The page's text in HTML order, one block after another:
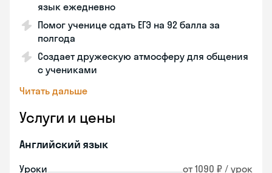
язык ежедневно
Помог ученице сдать ЕГЭ на 92 балла за
полгода
Создает дружескую атмосферу для общения
с учениками
Читать дальше
Услуги и цены
Английский язык
Уроки от 1090 ₽ / урок